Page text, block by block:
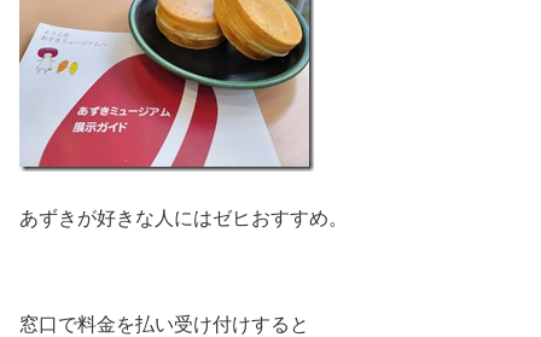
あずきが好きな人にはゼヒおすすめ。
窓口で料金を払い受け付けすると